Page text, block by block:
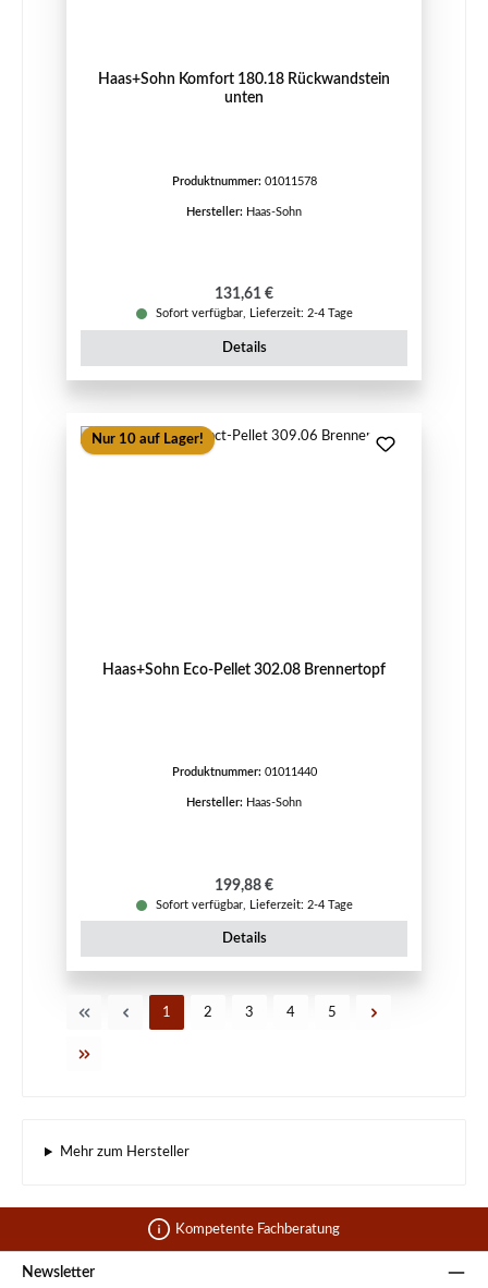
Haas+Sohn Komfort 180.18 Rückwandstein
unten
Produktnummer: 01011578
Hersteller: Haas-Sohn
Regulärer Preis:
131,61 €
Sofort verfügbar, Lieferzeit: 2-4 Tage
Details
Nur 10 auf Lager!
Haas+Sohn Eco-Pellet 302.08 Brennertopf
Produktnummer: 01011440
Hersteller: Haas-Sohn
Regulärer Preis:
199,88 €
Sofort verfügbar, Lieferzeit: 2-4 Tage
Details
Seite
1 Seite
2 Seite
3 Seite
4 Seite
5
Mehr zum Hersteller
Kompetente Fachberatung
Newsletter